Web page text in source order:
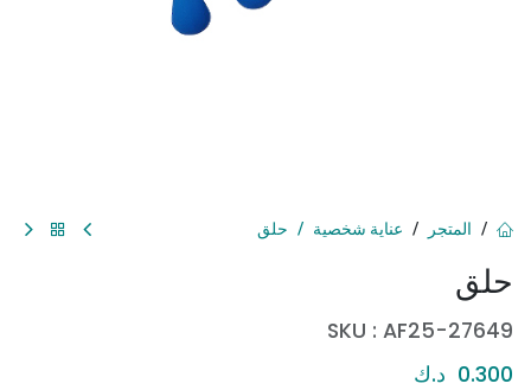
حلق
SKU : AF25-27649
0.300 د.ك
المتجر عناية شخصية حلق